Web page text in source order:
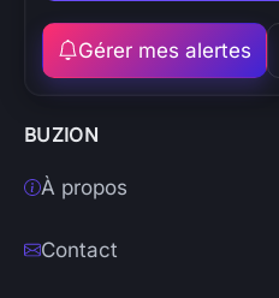
Gérer mes alertes
BUZION
À propos
Contact